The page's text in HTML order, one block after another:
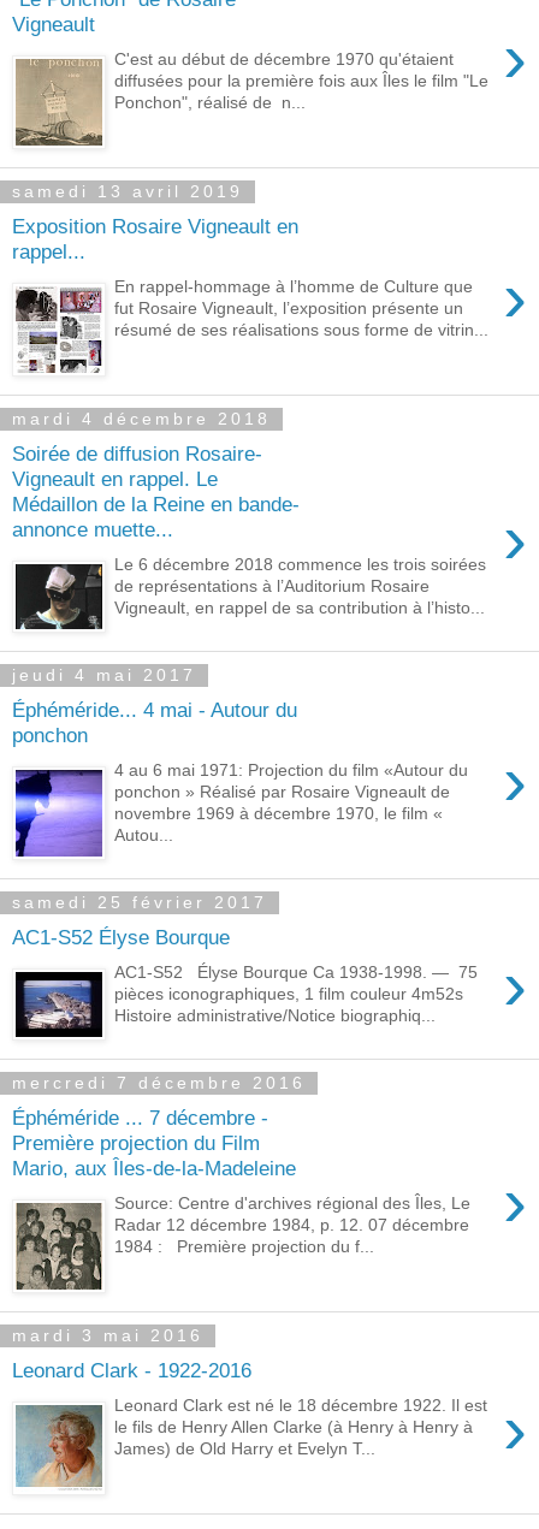
Vigneault
›
C'est au début de décembre 1970 qu'étaient
diffusées pour la première fois aux Îles le film "Le
Ponchon", réalisé de n...
samedi 13 avril 2019
Exposition Rosaire Vigneault en
rappel...
›
En rappel-hommage à l’homme de Culture que
fut Rosaire Vigneault, l’exposition présente un
résumé de ses réalisations sous forme de vitrin...
mardi 4 décembre 2018
Soirée de diffusion Rosaire-
Vigneault en rappel. Le
Médaillon de la Reine en bande-
annonce muette...
›
Le 6 décembre 2018 commence les trois soirées
de représentations à l’Auditorium Rosaire
Vigneault, en rappel de sa contribution à l’histo...
jeudi 4 mai 2017
Éphéméride... 4 mai - Autour du
ponchon
›
4 au 6 mai 1971: Projection du film «Autour du
ponchon » Réalisé par Rosaire Vigneault de
novembre 1969 à décembre 1970, le film «
Autou...
samedi 25 février 2017
AC1-S52 Élyse Bourque
›
AC1-S52 Élyse Bourque Ca 1938-1998. — 75
pièces iconographiques, 1 film couleur 4m52s
Histoire administrative/Notice biographiq...
mercredi 7 décembre 2016
Éphéméride ... 7 décembre -
Première projection du Film
Mario, aux Îles-de-la-Madeleine
›
Source: Centre d'archives régional des Îles, Le
Radar 12 décembre 1984, p. 12. 07 décembre
1984 : Première projection du f...
mardi 3 mai 2016
Leonard Clark - 1922-2016
›
Leonard Clark est né le 18 décembre 1922. Il est
le fils de Henry Allen Clarke (à Henry à Henry à
James) de Old Harry et Evelyn T...